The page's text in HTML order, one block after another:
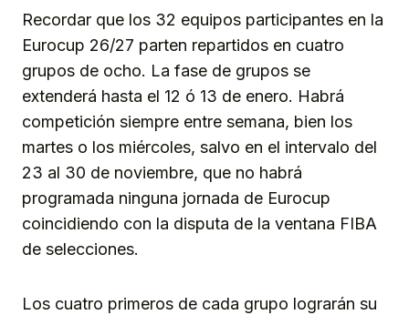
Recordar que los 32 equipos participantes en la
Eurocup 26/27 parten repartidos en cuatro
grupos de ocho. La fase de grupos se
extenderá hasta el 12 ó 13 de enero. Habrá
competición siempre entre semana, bien los
martes o los miércoles, salvo en el intervalo del
23 al 30 de noviembre, que no habrá
programada ninguna jornada de Eurocup
coincidiendo con la disputa de la ventana FIBA
de selecciones.
Los cuatro primeros de cada grupo lograrán su